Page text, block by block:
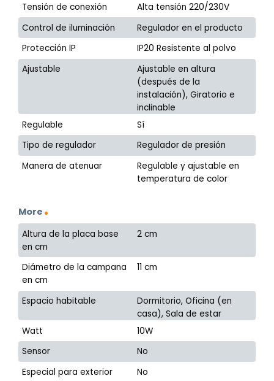
Tensión de conexión
Alta tensión 220/230V
Control de iluminación
Regulador en el producto
Protección IP
IP20 Resistente al polvo
Ajustable
Ajustable en altura
(después de la
instalación), Giratorio e
inclinable
Regulable
Sí
Tipo de regulador
Regulador de presión
Manera de atenuar
Regulable y ajustable en
temperatura de color
More
Altura de la placa base
en cm
2 cm
Diámetro de la campana
en cm
11 cm
Espacio habitable
Dormitorio, Oficina (en
casa), Sala de estar
Watt
10W
Sensor
No
Especial para exterior
No